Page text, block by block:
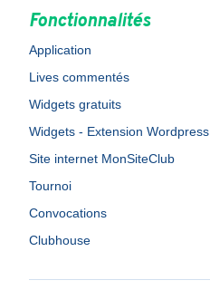
Fonctionnalités
Application
Lives commentés
Widgets gratuits
Widgets - Extension Wordpress
Site internet MonSiteClub
Tournoi
Convocations
Clubhouse